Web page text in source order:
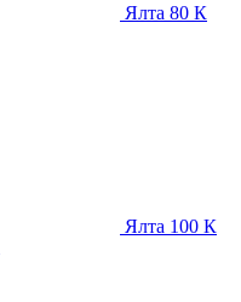
Ялта 80 К
Ялта 100 К